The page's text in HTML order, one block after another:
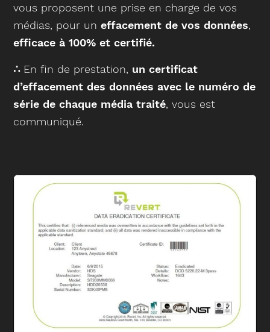
vous proposent une prise en charge de vos
médias, pour uneffacement de vos données,
efficace à 100% et certifié.
∴En fin de prestation, un certificat
d’effacement des données avec le numéro de
série de chaque média traité, vous est
communiqué.